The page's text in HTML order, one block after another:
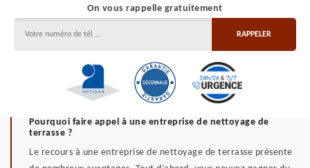
On vous rappelle gratuitement
Pourquoi faire appel à une entreprise de nettoyage de
terrasse ?
Le recours à une entreprise de nettoyage de terrasse présente